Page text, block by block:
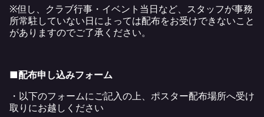
※但し、クラブ行事・イベント当日など、スタッフが事務
所常駐していない日によっては配布をお受けできないこと
がありますのでご了承ください。
■配布申し込みフォーム
・以下のフォームにご記入の上、ポスター配布場所へ受け
取りにお越しください